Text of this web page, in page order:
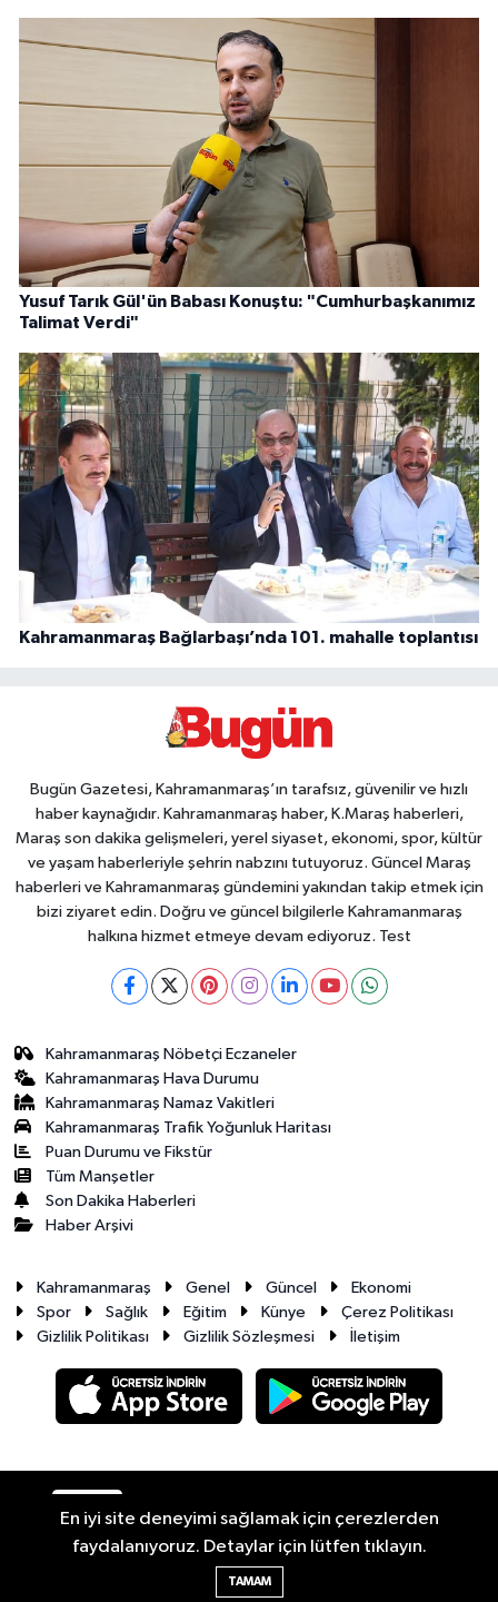
Yusuf Tarık Gül'ün Babası Konuştu: "Cumhurbaşkanımız
Talimat Verdi"
Kahramanmaraş Bağlarbaşı’nda 101. mahalle toplantısı
Bugün Gazetesi, Kahramanmaraş’ın tarafsız, güvenilir ve hızlı
haber kaynağıdır. Kahramanmaraş haber, K.Maraş haberleri,
Maraş son dakika gelişmeleri, yerel siyaset, ekonomi, spor, kültür
ve yaşam haberleriyle şehrin nabzını tutuyoruz. Güncel Maraş
haberleri ve Kahramanmaraş gündemini yakından takip etmek için
bizi ziyaret edin. Doğru ve güncel bilgilerle Kahramanmaraş
halkına hizmet etmeye devam ediyoruz. Test
Kahramanmaraş Nöbetçi Eczaneler
Kahramanmaraş Hava Durumu
Kahramanmaraş Namaz Vakitleri
Kahramanmaraş Trafik Yoğunluk Haritası
Puan Durumu ve Fikstür
Tüm Manşetler
Son Dakika Haberleri
Haber Arşivi
Kahramanmaraş Genel Güncel
Ekonomi
Spor
Sağlık Eğitim Künye
Çerez Politikası
Gizlilik Politikası
Gizlilik Sözleşmesi İletişim
Haber Yazılımı:
En iyi site deneyimi sağlamak için çerezlerden
faydalanıyoruz. Detaylar için lütfen tıklayın.
TAMAM